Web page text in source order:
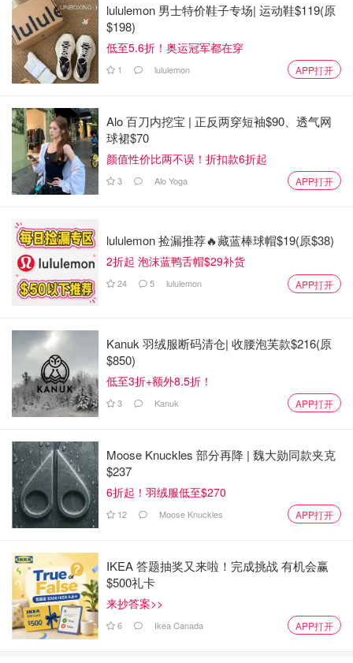
个人非常喜欢双板
度应该适中，一般来说，站在雪板上时，雪板的顶端应该与
你的下巴齐平。
需不需要自己买雪板⁉️
果确定自己爱滑雪，以后会经常玩的话，就可以考虑自己买
一块属于自己的雪板。🤔
如果觉得雪板太贵的话，可以考虑Facebook买二手雪板或
者在EVO.com购买新的板子，这网站的雪板价格都比较实
下面⬇️是我购买滑雪装备的介绍，希望对大家有所帮助。🫰
雪季开板之“装备选择技巧”🎿
lululemon 男士特价鞋子专场| 运动鞋$119(原
$198)
低至5.6折！奥运冠军都在穿
1 lululemon APP打开
Alo 百刀内挖宝 | 正反两穿短袖$90、透气网
球裙$70
颜值性价比两不误！折扣款6折起
3 Alo Yoga APP打开
lululemon 捡漏推荐🔥藏蓝棒球帽$19(原$38)
2折起 泡沫蓝鸭舌帽$29补货
24 5 lululemon APP打开
Kanuk 羽绒服断码清仓| 收腰泡芙款$216(原
$850)
低至3折+额外8.5折！
3 Kanuk APP打开
Moose Knuckles 部分再降 | 魏大勋同款夹克
$237
6折起！羽绒服低至$270
12 Moose Knuckles APP打开
IKEA 答题抽奖又来啦！完成挑战 有机会赢
$500礼卡
来抄答案>>
6 Ikea Canada APP打开